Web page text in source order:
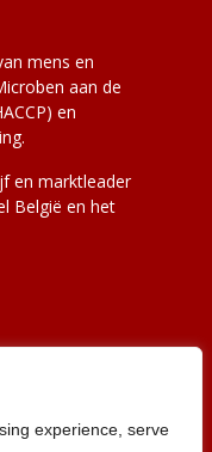
experience, serve
mens en
aan de
en
en marktleader
België en het